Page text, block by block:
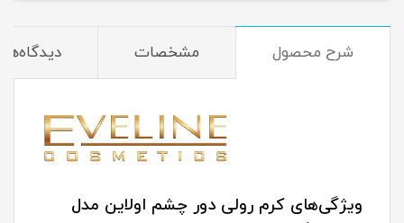
شرح محصول مشخصات دیدگاه‌ها
ویژگی‌های کرم رولی دور چشم اولاین مدل